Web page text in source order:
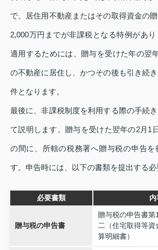
で、居住用不動産またはその取得資金の贈
2,000万円までが非課税となる特例があ
適用するためには、贈与を受けた年の翌
の不動産に居住し、かつその後も引き続
件となります。
最後に、非課税制度を利用する際の手続
て説明します。贈与を受けた翌年の2月1
の間に、所轄の税務署へ贈与税の申告を
す。申告時には、以下の書類を提出する必
必要書類
贈与税の申告書
贈与税の申告書
二（住宅取得等資
算明細書）